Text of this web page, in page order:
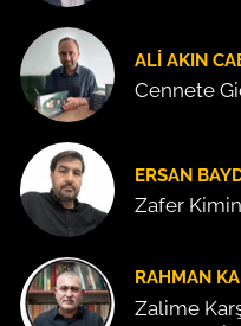
ALI AKIN
Cennete
ERSAN
Zafer
RAHMAN
Zalime